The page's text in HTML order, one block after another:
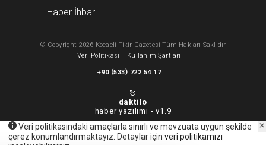
Haber İhbar
© Copyright 2026 Kocaeli Fikir Gazetesi Tüm Hakları Saklıdır
Veri Politikası
Kullanım Şartları
+90 (533) 722 54 17
daktilo
haber yazılımı -v1.9
Veri politikasındaki amaçlarla sınırlı ve mevzuata uygun şekilde
çerez konumlandırmaktayız. Detaylar için veri politikamızı